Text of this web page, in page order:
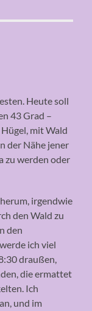
Heute soll
43 Grad –
mit Wald
der Nähe jener
zu werden oder
irgendwie
den Wald zu
den
ich viel
draußen,
die ermattet
Ich
und im